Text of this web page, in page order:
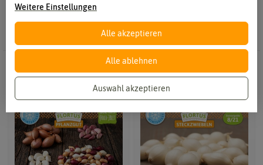
5 ErgebnisseGefunden in Weiße Steckzwiebeln
NEU
Weitere Einstellungen
Alle akzeptieren
Alle ablehnen
Auswahl akzeptieren